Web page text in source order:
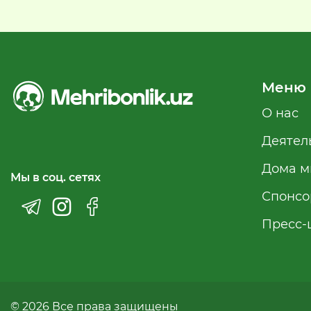
Мы в соц. сетях
Меню
О нас
Дома
Пресс-
© 2026 Все права защищены